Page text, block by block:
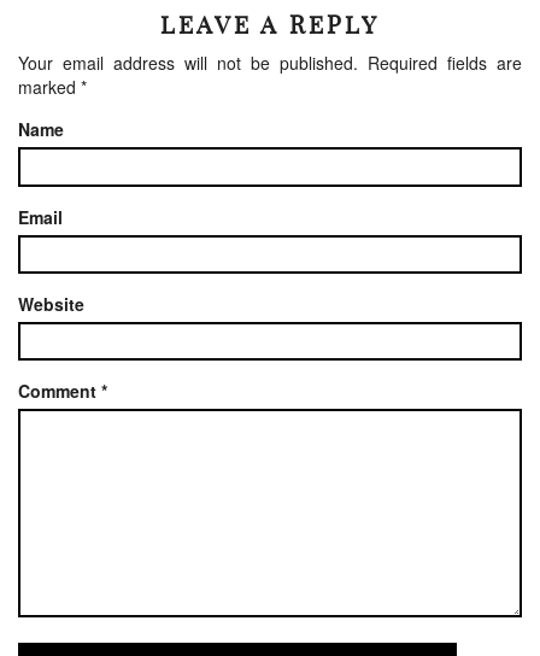
LEAVE A REPLY
Your email address will not be published. Required fields are
marked *
Name
Email
Website
Comment *